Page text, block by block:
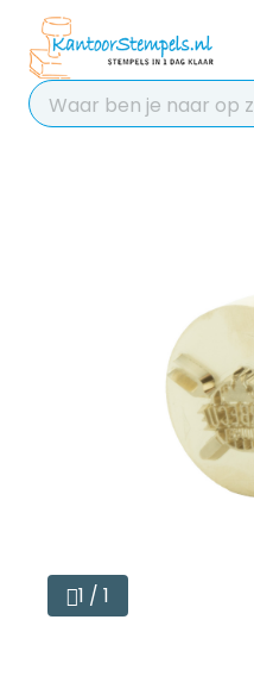
Chat 24/7
voor hulp
Contact
1 / 1